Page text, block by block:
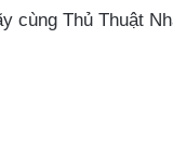
cùng Thủ Thuật